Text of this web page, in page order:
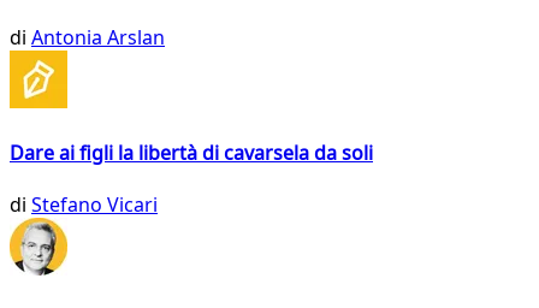
di Antonia Arslan
Dare ai figli la libertà di cavarsela da soli
di Stefano Vicari